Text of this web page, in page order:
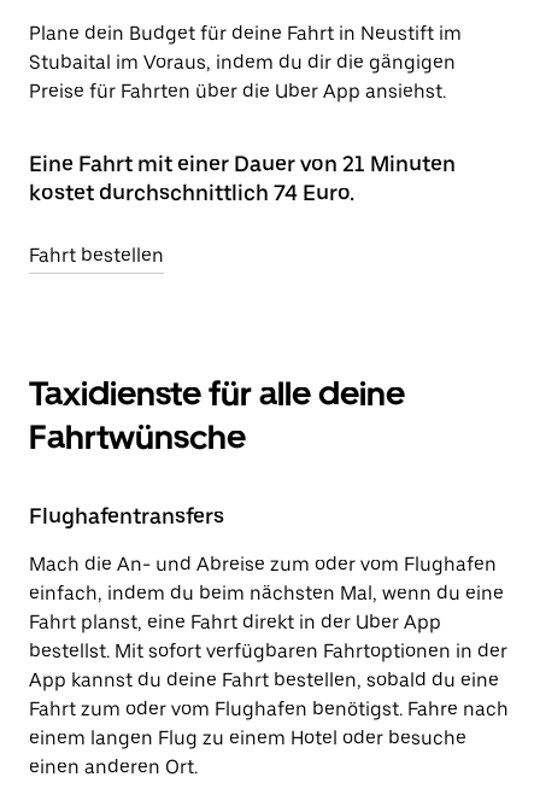
Plane dein Budget für deine Fahrt in Neustift im
Stubaital im Voraus, indem du dir die gängigen
Preise für Fahrten über die Uber App ansiehst.
Eine Fahrt mit einer Dauer von 21 Minuten
kostet durchschnittlich 74 Euro.
Fahrt bestellen
Taxidienste für alle deine
Fahrtwünsche
Flughafentransfers
Mach die An- und Abreise zum oder vom Flughafen
einfach, indem du beim nächsten Mal, wenn du eine
Fahrt planst, eine Fahrt direkt in der Uber App
bestellst. Mit sofort verfügbaren Fahrtoptionen in der
App kannst du deine Fahrt bestellen, sobald du eine
Fahrt zum oder vom Flughafen benötigst. Fahre nach
einem langen Flug zu einem Hotel oder besuche
einen anderen Ort.